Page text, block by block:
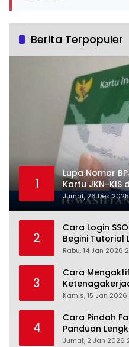
Berita Terpopuler
1
Lupa Nomor
Kartu JKN-KIS
Jumat, 26 Des
2
Cara Login
Begini Tutorial
Pengertiannya
Rabu, 14 Jan 2026
3
Cara
Panduan
Kamis, 15 Jan 2026
4
Cara Pindah
Panduan
PANDAWA &
Jumat, 2 Jan 2026